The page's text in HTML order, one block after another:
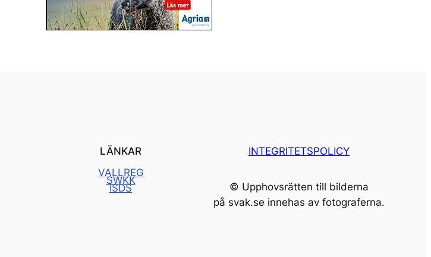
LÄNKAR
VALLREG
SWKK
ISDS
INTEGRITETSPOLICY
© Upphovsrätten till bilderna
på svak.se innehas av fotograferna.